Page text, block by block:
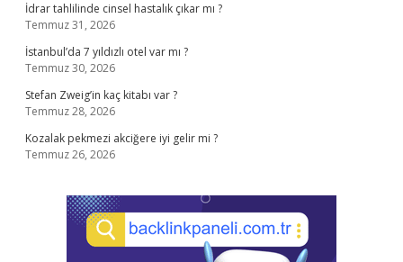
İdrar tahlilinde cinsel hastalık çıkar mı ?
Temmuz 31, 2026
İstanbul’da 7 yıldızlı otel var mı ?
Temmuz 30, 2026
Stefan Zweig’in kaç kitabı var ?
Temmuz 28, 2026
Kozalak pekmezi akciğere iyi gelir mi ?
Temmuz 26, 2026